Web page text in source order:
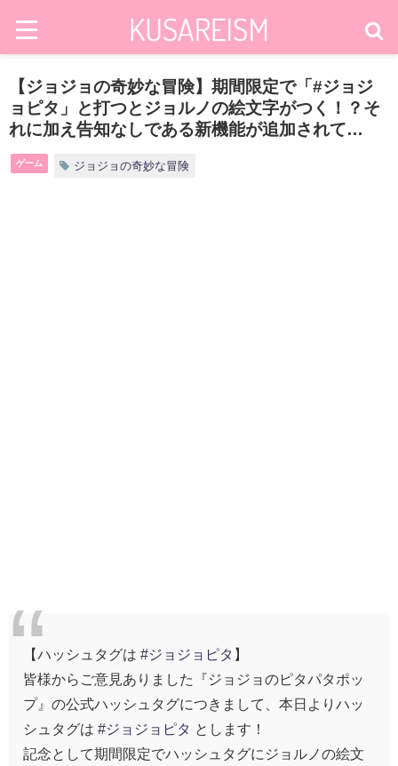
【ジョジョの奇妙な冒険】期間限定で「#ジョジ
ョピタ」と打つとジョルノの絵文字がつく！？そ
れに加え告知なしである新機能が追加されて…
ゲーム ジョジョの奇妙な冒険
【ハッシュタグは #ジョジョピタ 】
皆様からご意見ありました『ジョジョのピタパタポッ
プ』の公式ハッシュタグにつきまして、本日よりハッ
シュタグは #ジョジョピタ とします！
記念として期間限定でハッシュタグにジョルノの絵文